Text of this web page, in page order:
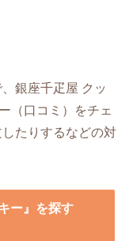
銀座千疋屋 クッ
（口コミ）をチェ
たりするなどの対
ー』を探す